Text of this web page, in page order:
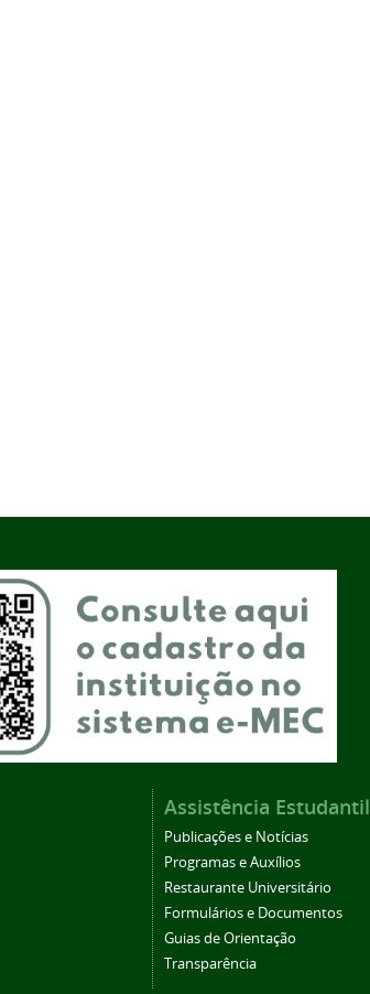
Assistência Estudantil
Publicações e Notícias
Programas e Auxílios
Restaurante Universitário
Formulários e Documentos
Guias de Orientação
Transparência